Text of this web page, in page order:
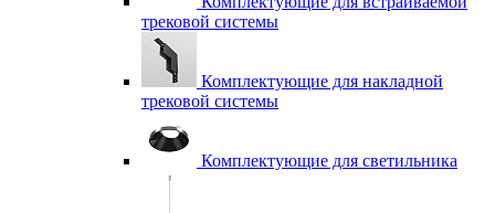
трековой системы
Комплектующие для накладной
трековой системы
Комплектующие для светильника